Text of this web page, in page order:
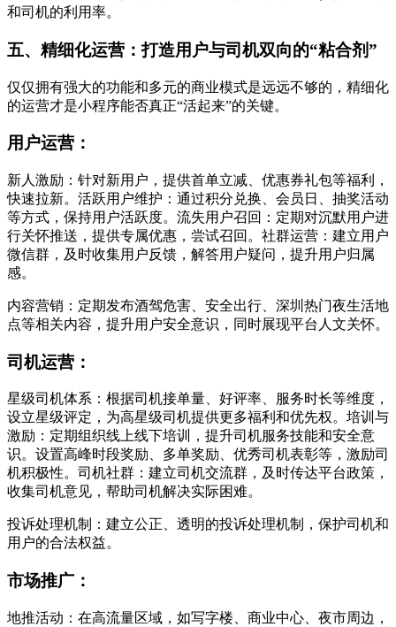
和司机的利用率。
五、精细化运营：打造用户与司机双向的“粘合剂”
仅仅拥有强大的功能和多元的商业模式是远远不够的，精细化
的运营才是小程序能否真正“活起来”的关键。
用户运营：
新人激励：针对新用户，提供首单立减、优惠券礼包等福利，
快速拉新。活跃用户维护：通过积分兑换、会员日、抽奖活动
等方式，保持用户活跃度。流失用户召回：定期对沉默用户进
行关怀推送，提供专属优惠，尝试召回。社群运营：建立用户
微信群，及时收集用户反馈，解答用户疑问，提升用户归属
感。
内容营销：定期发布酒驾危害、安全出行、深圳热门夜生活地
点等相关内容，提升用户安全意识，同时展现平台人文关怀。
司机运营：
星级司机体系：根据司机接单量、好评率、服务时长等维度，
设立星级评定，为高星级司机提供更多福利和优先权。培训与
激励：定期组织线上线下培训，提升司机服务技能和安全意
识。设置高峰时段奖励、多单奖励、优秀司机表彰等，激励司
机积极性。司机社群：建立司机交流群，及时传达平台政策，
收集司机意见，帮助司机解决实际困难。
投诉处理机制：建立公正、透明的投诉处理机制，保护司机和
用户的合法权益。
市场推广：
地推活动：在高流量区域，如写字楼、商业中心、夜市周边，